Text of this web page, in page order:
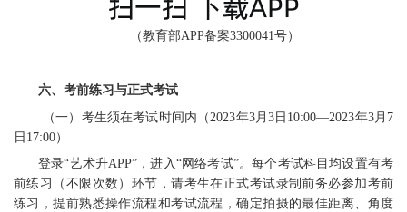
（教育部APP备案3300041号）
六、考前练习与正式考试
（一） 考生须在考试时间内（ 2023年3月3 日 10:00—2023年3月 7
日 17:00）
登录“艺术升APP” ，进入“网络考试”。每个考试科目均设置有考
前练习（不限次数）环节，请考生在正式考试录制前务必参加考前
练习，提前熟悉操作流程和考试流程，确定拍摄的最佳距离、角度